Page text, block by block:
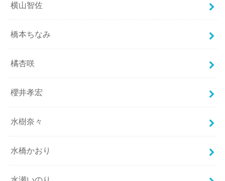
横山智佐
橋本ちなみ
橘杏咲
櫻井孝宏
水樹奈々
水橋かおり